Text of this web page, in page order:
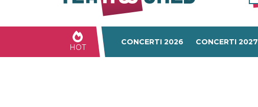
HOT
CONCERTI 2026 CONCERTI 2027